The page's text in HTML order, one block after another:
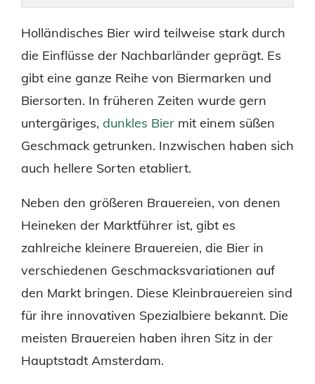
Holländisches Bier wird teilweise stark durch
die Einflüsse der Nachbarländer geprägt. Es
gibt eine ganze Reihe von Biermarken und
Biersorten. In früheren Zeiten wurde gern
untergäriges, dunkles Bier mit einem süßen
Geschmack getrunken. Inzwischen haben sich
auch hellere Sorten etabliert.
Neben den größeren Brauereien, von denen
Heineken der Marktführer ist, gibt es
zahlreiche kleinere Brauereien, die Bier in
verschiedenen Geschmacksvariationen auf
den Markt bringen. Diese Kleinbrauereien sind
für ihre innovativen Spezialbiere bekannt. Die
meisten Brauereien haben ihren Sitz in der
Hauptstadt Amsterdam.